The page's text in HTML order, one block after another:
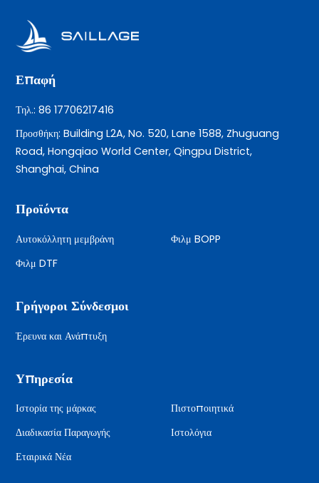
Επαφή
Τηλ.: 86 17706217416
Προσθήκη: Building L2A, No. 520, Lane 1588, Zhuguang
Road, Hongqiao World Center, Qingpu District,
Shanghai, China
Προϊόντα
Αυτοκόλλητη μεμβράνη
Φιλμ BOPP
Φιλμ DTF
Γρήγοροι Σύνδεσμοι
Έρευνα και Ανάπτυξη
Υπηρεσία
Ιστορία της μάρκας
Πιστοποιητικά
Διαδικασία Παραγωγής
Ιστολόγια
Εταιρικά Νέα